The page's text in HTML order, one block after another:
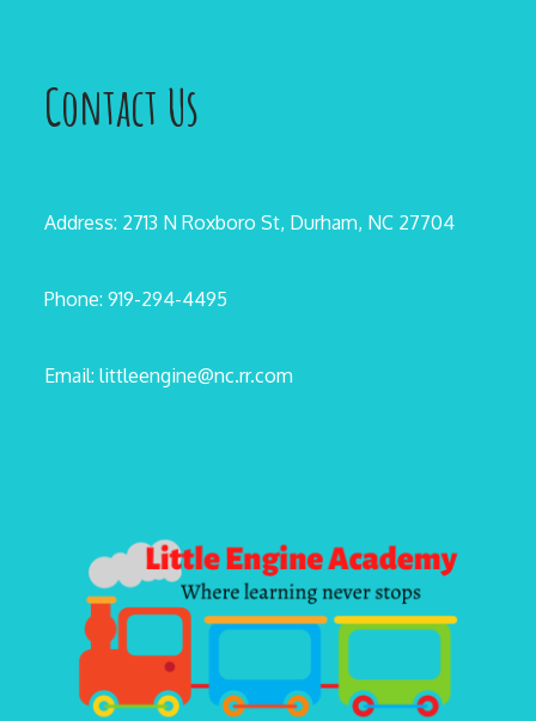
Contact Us
Address: 2713 N Roxboro St, Durham, NC 27704
Phone: 919-294-4495
Email: littleengine@nc.rr.com